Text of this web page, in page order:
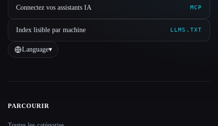
Connectez vos assistants IA MCP
Index lisible par machine LLMS.TXT
Language▾
Site navigation
PARCOURIR